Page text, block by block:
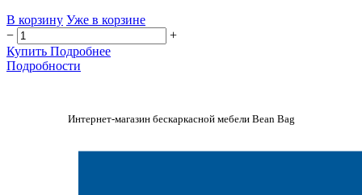
В корзину Уже в корзине
−
+
Купить Подробнее
Подробности
Интернет-магазин бескаркасной мебели Bean Bag